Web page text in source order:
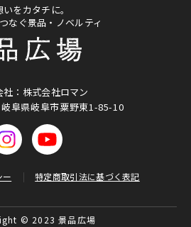
いをカタチに。
なぐ景品・ノベルティ
社：株式会社ロマン
岐阜県岐阜市粟野東1-85-10
ー 特定商取引法に基づく表記
© 2023 景品広場